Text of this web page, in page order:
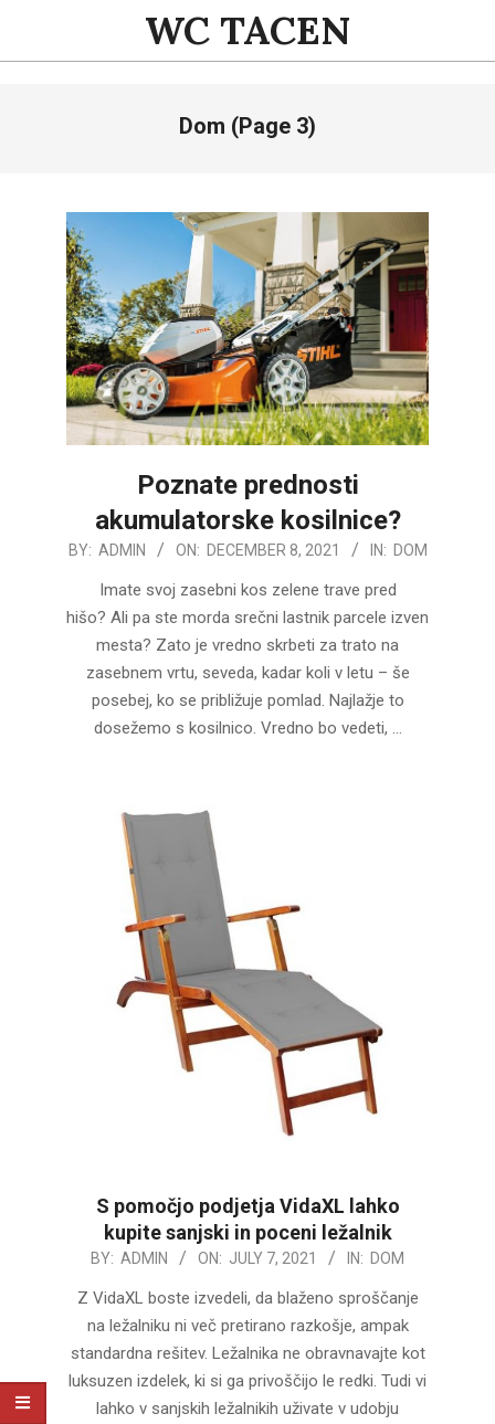
content
WC TACEN
Dom (Page 3)
Poznate prednosti
akumulatorske kosilnice?
2021-
08
BY: ADMIN ON: DECEMBER 8, 2021 IN: DOM
Imate svoj zasebni kos zelene trave pred
hišo? Ali pa ste morda srečni lastnik parcele izven
mesta? Zato je vredno skrbeti za trato na
zasebnem vrtu, seveda, kadar koli v letu – še
posebej, ko se približuje pomlad. Najlažje to
dosežemo s kosilnico. Vredno bo vedeti, …
S pomočjo podjetja VidaXL lahko
kupite sanjski in poceni ležalnik
2021-
BY: ADMIN ON: JULY 7, 2021 IN: DOM
Z VidaXL boste izvedeli, da blaženo sproščanje
na ležalniku ni več pretirano razkošje, ampak
standardna rešitev. Ležalnika ne obravnavajte kot
luksuzen izdelek, ki si ga privoščijo le redki. Tudi vi
lahko v sanjskih ležalnikih uživate v udobju